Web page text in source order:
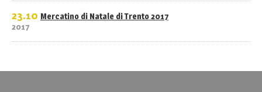
23.10
2017
Mercatino di Natale di Trento 2017